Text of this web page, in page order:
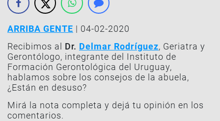
ARRIBA GENTE | 04-02-2020
Recibimos al Dr. Delmar Rodríguez, Geriatra y
Gerontólogo, integrante del Instituto de
Formación Gerontológica del Uruguay,
hablamos sobre los consejos de la abuela,
¿Están en desuso?
Mirá la nota completa y dejá tu opinión en los
comentarios.